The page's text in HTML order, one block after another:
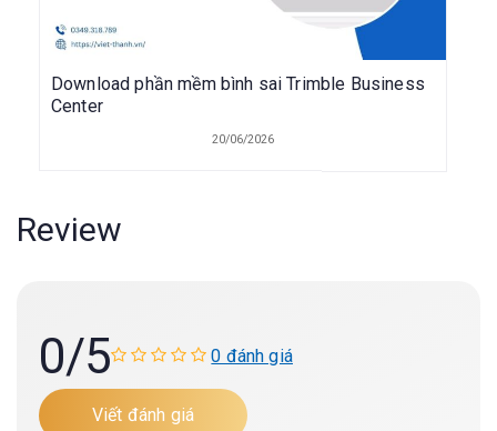
Download phần mềm bình sai Trimble Business
Center
20/06/2026
Review
0/5 0 đánh giá
Viết đánh giá